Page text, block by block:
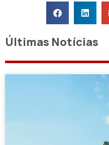
Últimas Notícias